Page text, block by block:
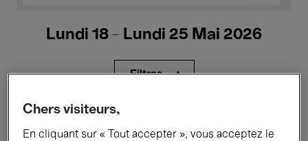
Lundi 18 - Lundi 25 Mai 2026
Filtres
Chers visiteurs,
En cliquant sur « Tout accepter », vous acceptez le